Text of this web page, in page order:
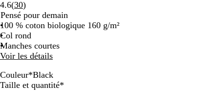
les
touches
fléchées
pour
faire
défiler
les
touches
4.6(30Lire
les
30
avis
)
Pensé pour demain
100 % coton biologique 160 g/m²
Col rond
Manches courtes
Voir les détails
Couleur*Black
B
R
N
w
O
Y
R
Taille et quantité*